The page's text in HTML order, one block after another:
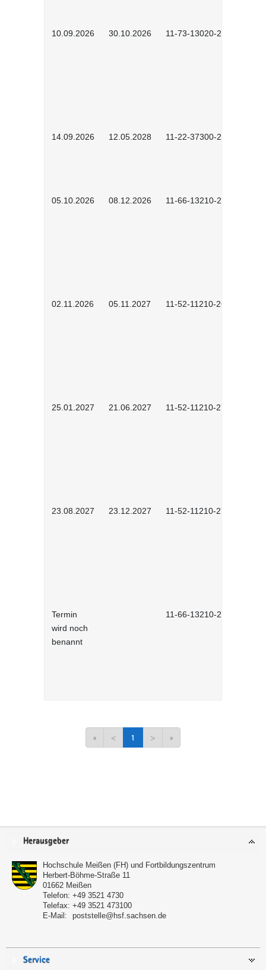
10.09.2026 30.10.2026 11-73-13020-2601
14.09.2026 12.05.2028 11-22-37300-2604
05.10.2026 08.12.2026 11-66-13210-2602
02.11.2026 05.11.2027 11-52-11210-2604
25.01.2027 21.06.2027 11-52-11210-2701
23.08.2027 23.12.2027 11-52-11210-2702
Termin
wird noch
benannt
11-66-13210-2701
« < 1 > »
Service
Herausgeber
Hochschule Meißen (FH) und Fortbildungszentrum
Herbert-Böhme-Straße 11
01662 Meißen
Telefon: +49 3521 4730
Telefax: +49 3521 473100
E-Mail:
poststelle@hsf.sachsen.de
Service